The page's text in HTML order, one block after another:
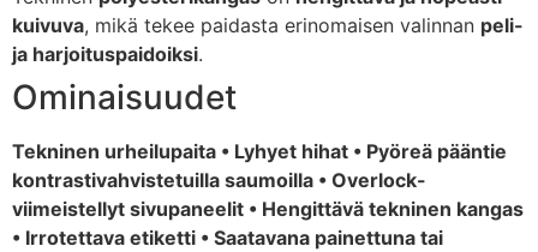
kuivuva, mikä tekee paidasta erinomaisen valinnan peli-
ja harjoituspaidoiksi.
Ominaisuudet
Tekninen urheilupaita • Lyhyet hihat • Pyöreä pääntie
kontrastivahvistetuilla saumoilla • Overlock-
viimeistellyt sivupaneelit • Hengittävä tekninen kangas
• Irrotettava etiketti • Saatavana painettuna tai